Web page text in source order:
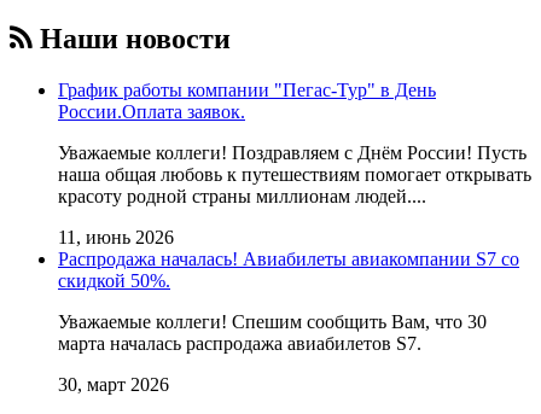
Наши новости
График работы компании "Пегас-Тур" в День
России.Оплата заявок.
Уважаемые коллеги! Поздравляем с Днём России! Пусть
наша общая любовь к путешествиям помогает открывать
красоту родной страны миллионам людей....
11, июнь 2026
Распродажа началась! Авиабилеты авиакомпании S7 со
скидкой 50%.
Уважаемые коллеги! Cпешим сообщить Вам, что 30
марта началась распродажа авиабилетов S7.
30, март 2026